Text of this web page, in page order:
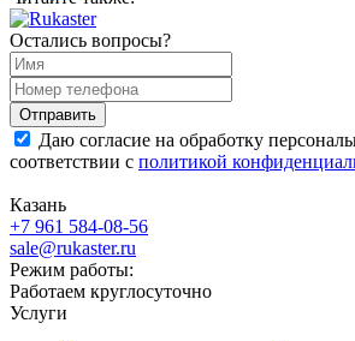
Остались вопросы?
Даю согласие на обработку
соответствии с политикой
Казань
+7 961 584-08-56
sale@rukaster.ru
Режим работы:
Работаем круглосуточно
Услуги